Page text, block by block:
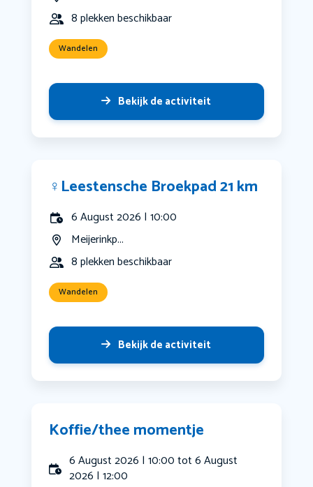
8 plekken beschikbaar
Wandelen
Bekijk de activiteit
‍♀️Leestensche Broekpad 21 km
6 August 2026 | 10:00
Meijerinkp...
8 plekken beschikbaar
Wandelen
Bekijk de activiteit
Koffie/thee momentje
6 August 2026 | 10:00 tot 6 August
2026 | 12:00